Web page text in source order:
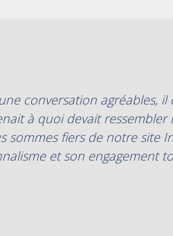
conversation agréables, il
à quoi devait ressembler
sommes fiers de notre site
et son engagement